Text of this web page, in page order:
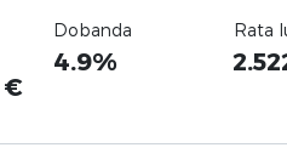
€
Dobanda
4.9%
Rata